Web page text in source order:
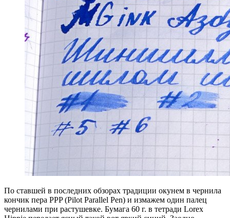
По ставшей в последних обзорах традиции окунем в чернила
кончик пера PPP (Pilot Parallel Pen) и измажем один палец
чернилами при растушевке. Бумага 60 г. в тетради Lorex